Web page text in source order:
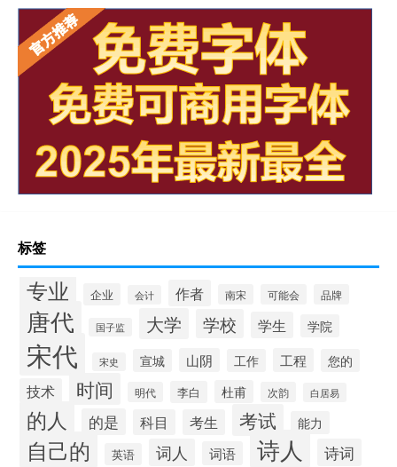
标签
专业 企业 会计 作者 南宋 可能会 品牌
唐代 国子监 大学 学校 学生 学院
宋代 宋史 宣城 山阴 工作 工程 您的
技术 时间 明代 李白 杜甫 次韵 白居易
的人 的是 科目 考生 考试 能力
自己的 英语 词人 词语 诗人 诗词